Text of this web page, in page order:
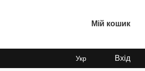
Мій кошик
Укр Вхід